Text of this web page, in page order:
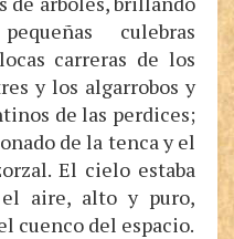
culebras
carreras de los
y los algarrobos y
de las perdices;
de la tenca y el
El cielo estaba
aire, alto y puro,
cuenco del espacio.